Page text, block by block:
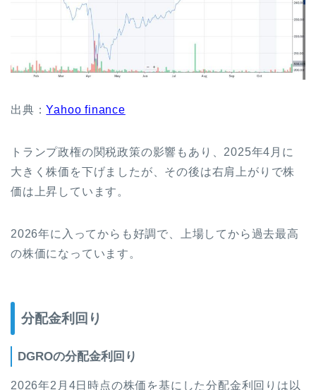
出典：Yahoo finance
トランプ政権の関税政策の影響もあり、2025年4月に
大きく株価を下げましたが、その後は右肩上がりで株
価は上昇しています。
2026年に入ってからも好調で、上場してから過去最高
の株価になっています。
分配金利回り
DGROの分配金利回り
2026年2月4日時点の株価を基にした分配金利回りは以